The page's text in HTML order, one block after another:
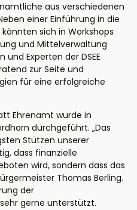
aus verschiedenen
einer Einführung in die
sich in Workshops
und Mittelverwaltung
Experten der DSEE
zur Seite und
für eine erfolgreiche
Ehrenamt wurde in
durchgeführt. „Das
Stützen unserer
dass finanzielle
wird, sondern dass das
Thomas Berling.
der
gerne unterstützt.